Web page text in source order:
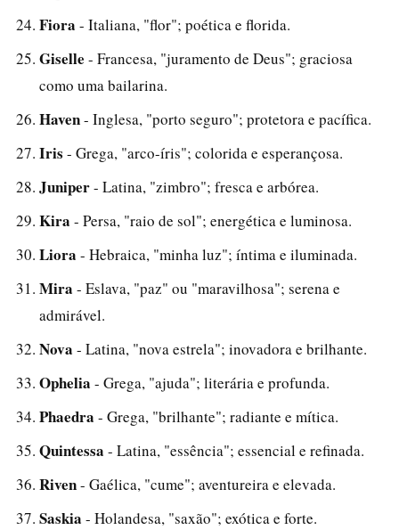
Fiora - Italiana, "flor"; poética e florida.
Giselle - Francesa, "juramento de Deus"; graciosa
como uma bailarina.
Haven- Inglesa, "porto seguro"; protetora e pacífica.
Iris - Grega, "arco-íris"; colorida e esperançosa.
Juniper- Latina, "zimbro"; fresca e arbórea.
Kira - Persa, "raio de sol"; energética e luminosa.
Liora - Hebraica, "minha luz"; íntima e iluminada.
Mira - Eslava, "paz" ou "maravilhosa"; serena e
admirável.
Nova - Latina, "nova estrela"; inovadora e brilhante.
Ophelia - Grega, "ajuda"; literária e profunda.
Phaedra - Grega, "brilhante"; radiante e mítica.
Quintessa - Latina, "essência"; essencial e refinada.
Riven- Gaélica, "cume"; aventureira e elevada.
Saskia - Holandesa, "saxão"; exótica e forte.